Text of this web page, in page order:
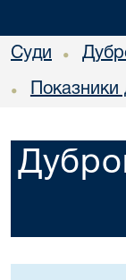
Суди •
• Показники